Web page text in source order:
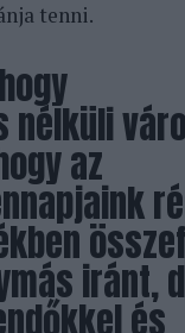
tenni.
nélküli
az
iránt,
és